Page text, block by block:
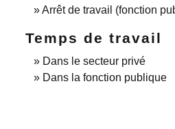
Arrêt de travail (fonction
Temps de travail
Dans le secteur privé
Dans la fonction publique